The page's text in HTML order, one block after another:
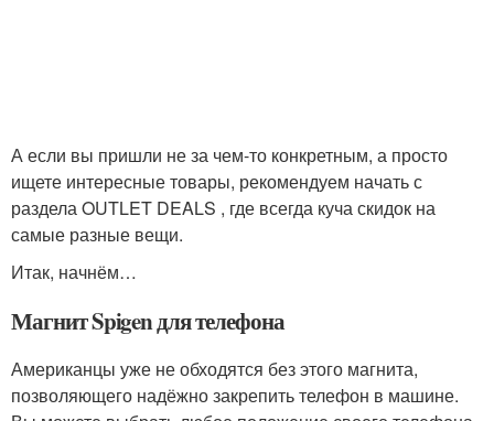
А если вы пришли не за чем-то конкретным, а просто
ищете интересные товары, рекомендуем начать с
раздела OUTLET DEALS , где всегда куча скидок на
самые разные вещи.
Итак, начнём…
Магнит Spigen для телефона
Американцы уже не обходятся без этого магнита,
позволяющего надёжно закрепить телефон в машине.